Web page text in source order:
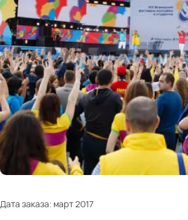
Дата заказа: март 2017